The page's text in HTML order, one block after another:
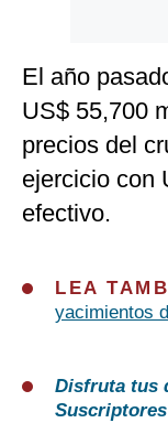
El año
US$ 55,700
precios del
ejercicio con
efectivo.
LEA
yacimientos
Disfruta tus